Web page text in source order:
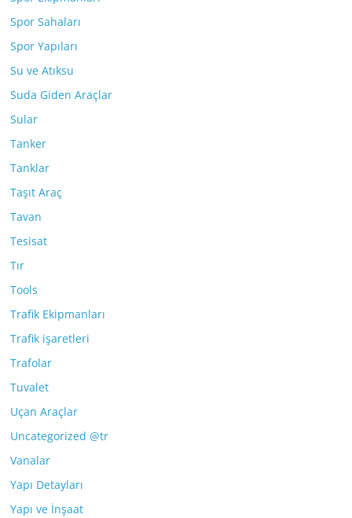
Spor Sahaları
Spor Yapıları
Su ve Atıksu
Suda Giden Araçlar
Sular
Tanker
Tanklar
Taşıt Araç
Tavan
Tesisat
Tır
Tools
Trafik Ekipmanları
Trafik işaretleri
Trafolar
Tuvalet
Uçan Araçlar
Uncategorized @tr
Vanalar
Yapı Detayları
Yapı ve İnşaat